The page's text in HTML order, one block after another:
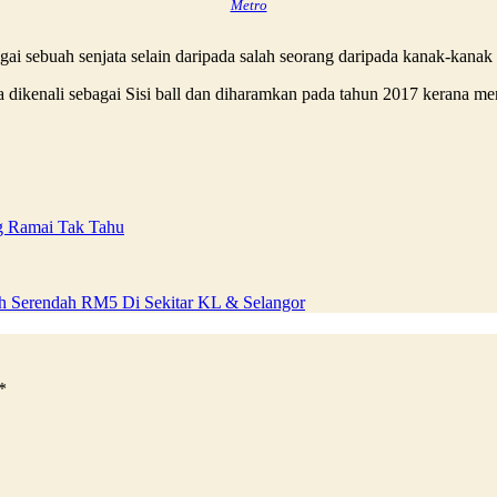
Metro
sebuah senjata selain daripada salah seorang daripada kanak-
sebagai Sisi ball dan diharamkan pada tahun 2017 kerana
Ramai Tak Tahu
Serendah RM5 Di Sekitar KL & Selangor